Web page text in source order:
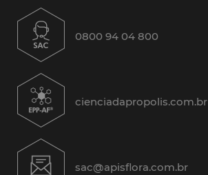
0800 94 04 800
cienciadapropolis.com.br
sac@apisflora.com.br